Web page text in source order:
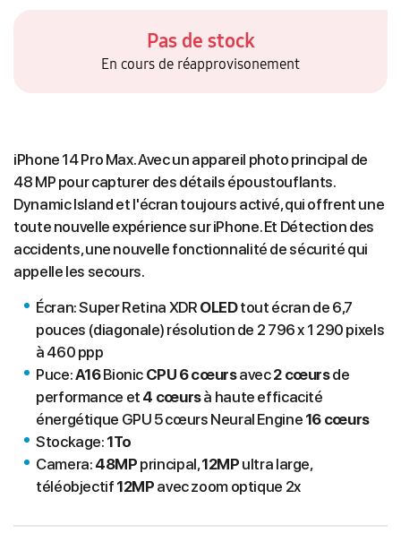
Pas de stock
En cours de réapprovisonement
iPhone 14 Pro Max. Avec un appareil photo principal de
48 MP pour capturer des détails époustouflants.
Dynamic Island et l'écran toujours activé, qui offrent une
toute nouvelle expérience sur iPhone. Et Détection des
accidents, une nouvelle fonctionnalité de sécurité qui
appelle les secours.
Écran: Super Retina XDR OLEDtout écran de 6,7
pouces (diagonale) résolution de 2 796 x 1 290 pixels
à 460 ppp
Puce:A16Bionic CPU 6 cœursavec2 cœursde
performance et 4 cœursà haute efficacité
énergétique GPU 5 cœurs Neural Engine 16 cœurs
Stockage: 1To
Camera: 48MP principal,12MP ultra large,
téléobjectif 12MP avec zoom optique 2x